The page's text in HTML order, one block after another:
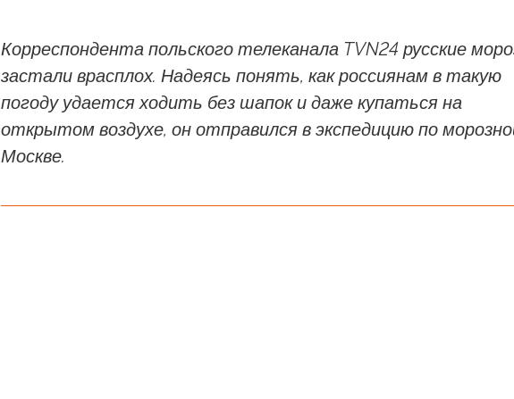
Корреспондента польского телеканала TVN24 русские
застали врасплох. Надеясь понять, как россиянам в такую
погоду удается ходить без шапок и даже купаться на
открытом воздухе, он отправился в экспедицию по
Москве.